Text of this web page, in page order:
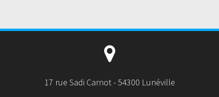
17 rue Sadi Carnot - 54300 Lunéville